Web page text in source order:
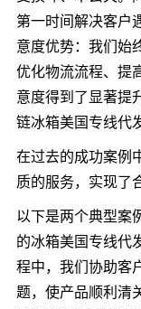
第一时间解决客户
意度优势：我们始
优化物流流程、提
意度得到了显著提
链冰箱美国专线代
在过去的成功案例
质的服务，实现了
以下是两个典型案
的冰箱美国专线代
程中，我们协助客
题，使产品顺利清